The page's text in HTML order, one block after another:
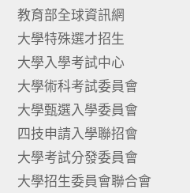
教育部全球資訊網
大學特殊選才招生
大學入學考試中心
大學術科考試委員會
大學甄選入學委員會
四技申請入學聯招會
大學考試分發委員會
大學招生委員會聯合會